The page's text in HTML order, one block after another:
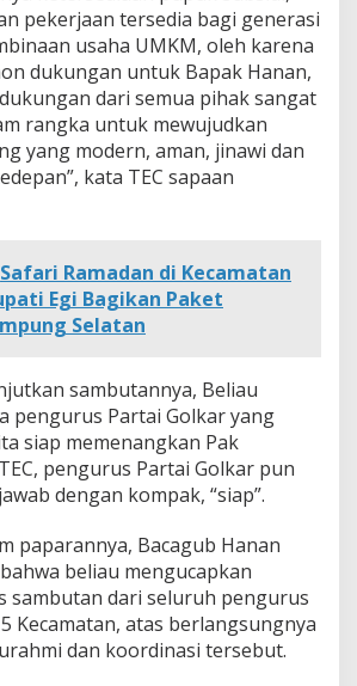
n
a
n
pekerjaan tersedia bagi generasi
usaha UMKM, oleh karena
dukungan untuk Bapak Hanan,
dari semua pihak sangat
rangka untuk mewujudkan
yang modern, aman, jinawi dan
kata TEC sapaan
Safari Ramadan di Kecamatan
Egi Bagikan Paket
Selatan
sambutannya, Beliau
pengurus Partai Golkar yang
siap memenangkan Pak
pengurus Partai Golkar pun
dengan kompak, “siap”.
paparannya, Bacagub Hanan
beliau mengucapkan
sambutan dari seluruh pengurus
Kecamatan, atas berlangsungnya
dan koordinasi tersebut.